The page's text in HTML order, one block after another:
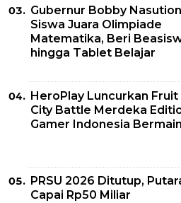
Gubernur Bobby
Siswa Juara Olimpiade
Matematika, Beri
hingga Tablet Belajar
HeroPlay Luncurkan Fruit
City Battle Merdeka
Gamer Indonesia Bermain
PRSU 2026 Ditutup,
Capai Rp50 Miliar